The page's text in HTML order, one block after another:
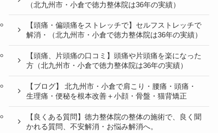
（北九州市・小倉で徳力整体院は36年の実績）
【頭痛・偏頭痛をストレッチで】セルフストレッチで
解消・（北九州市・小倉で徳力整体院は36年の実績）
【頭痛、片頭痛の口コミ】頭痛や片頭痛を楽になった
方（北九州市・小倉で徳力整体院は36年の実績）
【ブログ】 北九州市・小倉で肩こり・腰痛・頭痛・
生理痛・便秘を根本改善＋小顔・骨盤・猫背矯正
【良くある質問】徳力整体院の整体の施術で、良く聞
かれる質問、不安解消・お悩み解消へ。